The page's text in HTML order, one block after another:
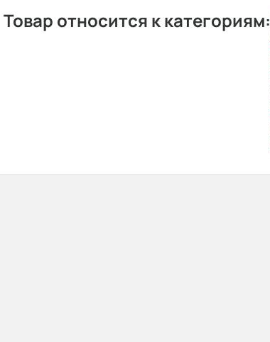
Товар относится к категориям: